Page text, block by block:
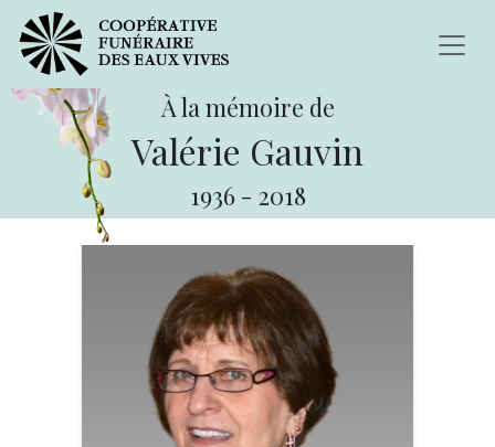
À la mémoire de
Valérie Gauvin
1936 - 2018